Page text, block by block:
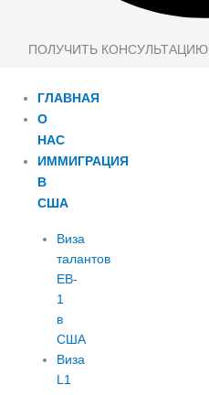
ПОЛУЧИТЬ КОНСУЛЬТАЦИЮ
ГЛАВНАЯ
О
НАС
ИММИГРАЦИЯ
В
США
Виза
талантов
EB-
1
в
США
Виза
L1